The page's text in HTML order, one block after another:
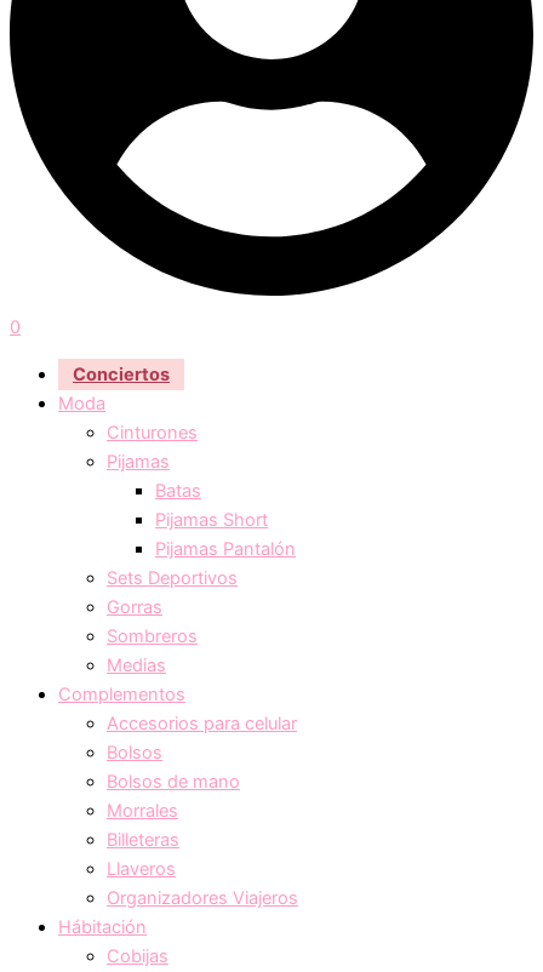
0
Conciertos
Moda
Cinturones
Pijamas
Batas
Pijamas Short
Pijamas Pantalón
Sets Deportivos
Gorras
Sombreros
Medias
Complementos
Accesorios para celular
Bolsos
Bolsos de mano
Morrales
Billeteras
Llaveros
Organizadores Viajeros
Hábitación
Cobijas